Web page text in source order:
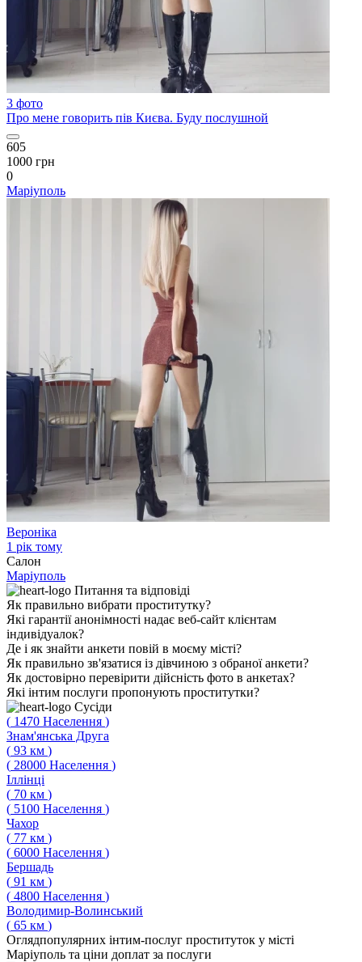
3 фото
Про мене говорить пів Києва. Буду послушной
605
1000 грн
0
Маріуполь
Вероніка
1 рік тому
Салон
Маріуполь
Питання та відповіді
Як правильно вибрати проститутку?
Які гарантії анонімності надає веб-сайт клієнтам
індивідуалок?
Де і як знайти анкети повій в моєму місті?
Як правильно зв'язатися із дівчиною з обраної анкети?
Як достовірно перевірити дійсність фото в анкетах?
Які інтим послуги пропонують проститутки?
Сусіди
( 1470 Населення )
Знам'янська Друга
( 93 км )
( 28000 Населення )
Іллінці
( 70 км )
( 5100 Населення )
Чахор
( 77 км )
( 6000 Населення )
Бершадь
( 91 км )
( 4800 Населення )
Володимир-Волинський
( 65 км )
Оглядпопулярних інтим-послуг проституток у місті
Маріуполь та ціни доплат за послуги